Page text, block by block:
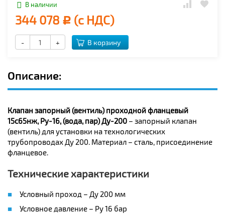
В наличии
344 078 Р (с НДС)
- + В корзину
Описание:
Клапан запорный (вентиль) проходной фланцевый
15с65нж, Ру-16, (вода, пар) Ду-200 – запорный клапан
(вентиль) для установки на технологических
трубопроводах Ду 200. Материал – сталь, присоединение
фланцевое.
Технические характеристики
Условный проход – Ду 200 мм
Условное давление – Ру 16 бар